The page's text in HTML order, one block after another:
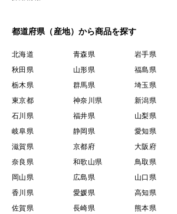
都道府県（産地）から商品を探す
北海道 青森県 岩手県
秋田県
山形県 福島県
栃木県
群馬県 埼玉県
東京都
神奈川県 新潟県
石川県
福井県 山梨県
岐阜県
静岡県 愛知県
滋賀県
京都府 大阪府
奈良県
和歌山県 鳥取県
岡山県
広島県 山口県
香川県
愛媛県 高知県
佐賀県
長崎県 熊本県